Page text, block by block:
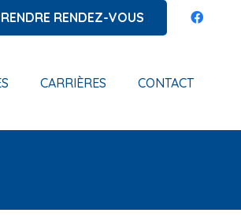
RENDEZ-VOUS
CARRIÈRES CONTACT